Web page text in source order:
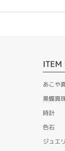
ITEM
あこや
黒蝶真
時計
色石
ジュエ